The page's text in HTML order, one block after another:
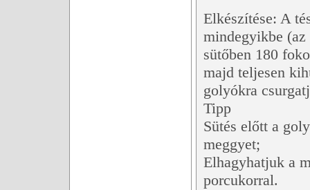
Elkészítése: A
mindegyikbe
sütőben 180
majd teljesen
golyókra
Tipp
Sütés előtt a
meggyet;
Elhagyhatjuk a
porcukorral.